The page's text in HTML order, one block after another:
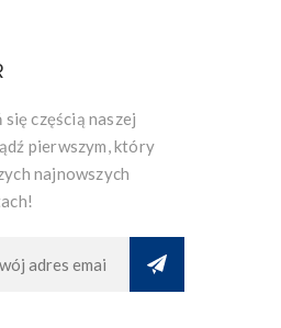
częścią naszej
pierwszym, który
najnowszych